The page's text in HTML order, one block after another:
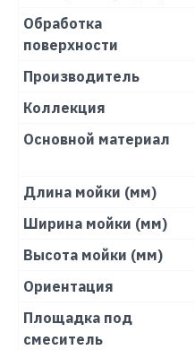
Обработка
поверхности
Производитель
Коллекция
Основной материал
Длина мойки (мм)
Ширина мойки (мм)
Высота мойки (мм)
Ориентация
Площадка под
смеситель